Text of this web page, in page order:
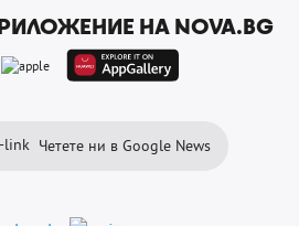
НА NOVA.BG
Четете ни в Google News